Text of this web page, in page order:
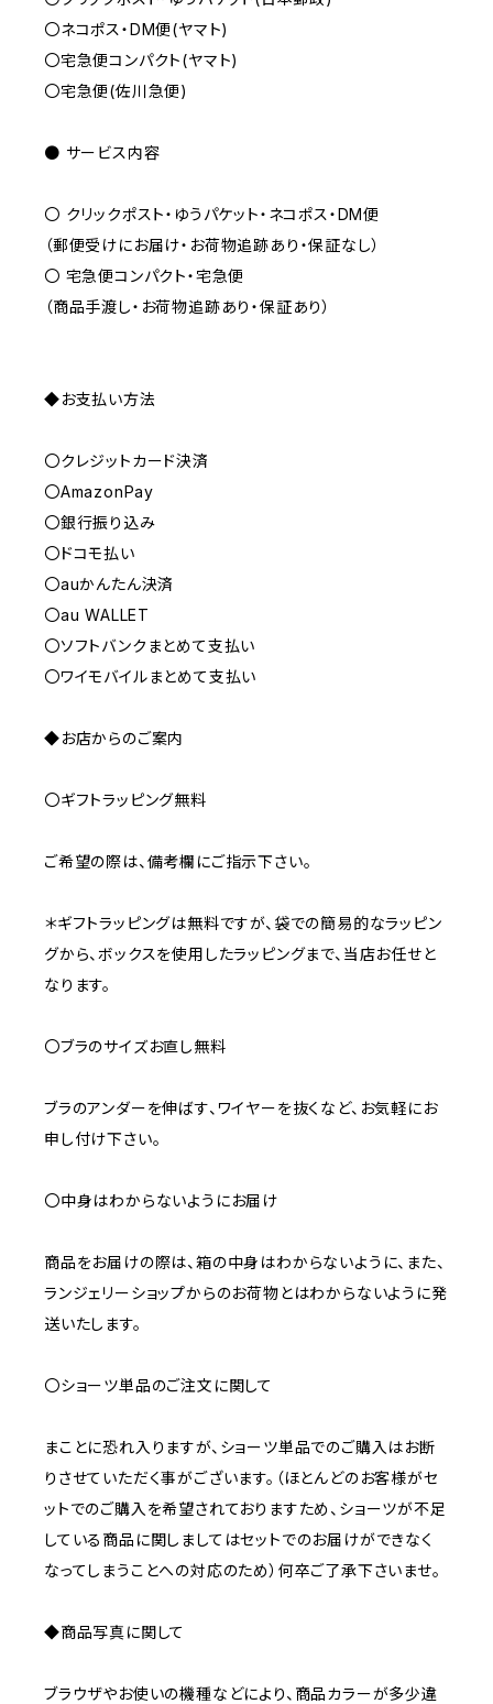
〇ネコポス・DM便(ヤマト)
〇宅急便コンパクト(ヤマト)
〇宅急便(佐川急便)
● サービス内容
〇 クリックポスト・ゆうパケット・ネコポス・DM便
（郵便受けにお届け・お荷物追跡あり・保証なし）
〇 宅急便コンパクト・宅急便
（商品手渡し・お荷物追跡あり・保証あり）
◆お支払い方法
〇クレジットカード決済
〇AmazonPay
〇銀行振り込み
〇ドコモ払い
〇auかんたん決済
〇au WALLET
〇ソフトバンクまとめて支払い
〇ワイモバイルまとめて支払い
◆お店からのご案内
〇ギフトラッピング無料
ご希望の際は、備考欄にご指示下さい。
＊ギフトラッピングは無料ですが、袋での簡易的なラッピン
グから、ボックスを使用したラッピングまで、当店お任せと
なります。
〇ブラのサイズお直し無料
ブラのアンダーを伸ばす、ワイヤーを抜くなど、お気軽にお
申し付け下さい。
〇中身はわからないようにお届け
商品をお届けの際は、箱の中身はわからないように、また、
ランジェリーショップからのお荷物とはわからないように発
送いたします。
〇ショーツ単品のご注文に関して
まことに恐れ入りますが、ショーツ単品でのご購入はお断
りさせていただく事がございます。（ほとんどのお客様がセ
ットでのご購入を希望されておりますため、ショーツが不足
している商品に関しましてはセットでのお届けができなく
なってしまうことへの対応のため）何卒ご了承下さいませ。
◆商品写真に関して
ブラウザやお使いの機種などにより、商品カラーが多少違